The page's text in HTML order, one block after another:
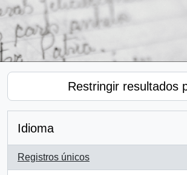
Restringir resultados
Idioma
Registros únicos
, 43737 resultados